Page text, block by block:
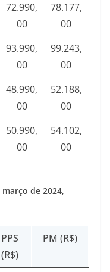
72.990,
00
78.177,
00
93.990,
00
99.243,
00
48.990,
00
52.188,
00
50.990,
00
54.102,
00
março de 2024,
PPS
(R$)
PM (R$)